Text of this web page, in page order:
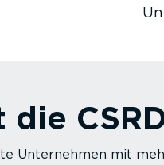
Unternehmen mit